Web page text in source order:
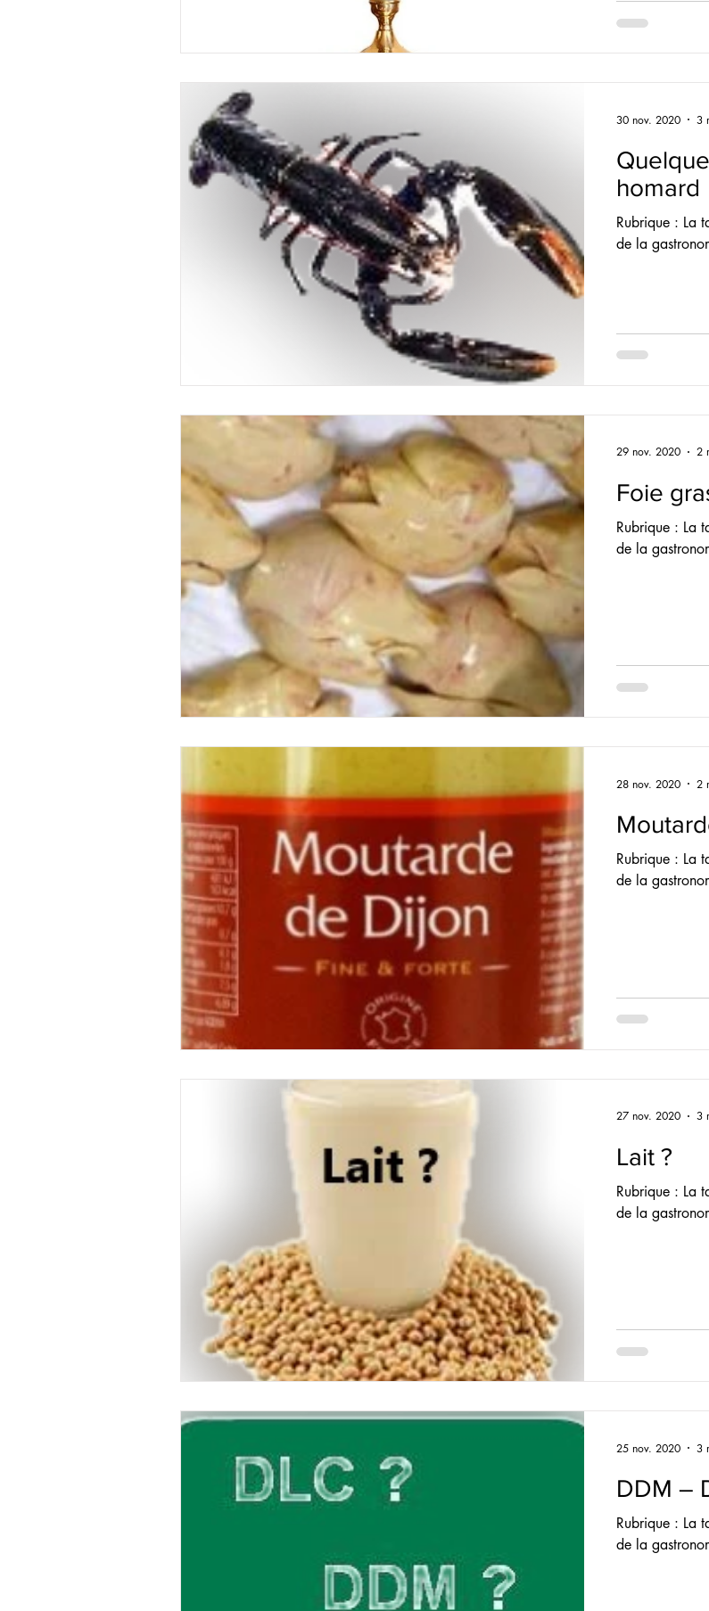
homard
Rubrique : La
de la gastronomie
30 nov. 2020 3
Foie
Rubrique : La
de la gastronomie
29 nov. 2020 2
Rubrique : La
de la gastronomie
28 nov. 2020 2
Lait ?
Rubrique : La
de la gastronomie
27 nov. 2020 3
DDM –
Rubrique : La
de la gastronomie
25 nov. 2020 3